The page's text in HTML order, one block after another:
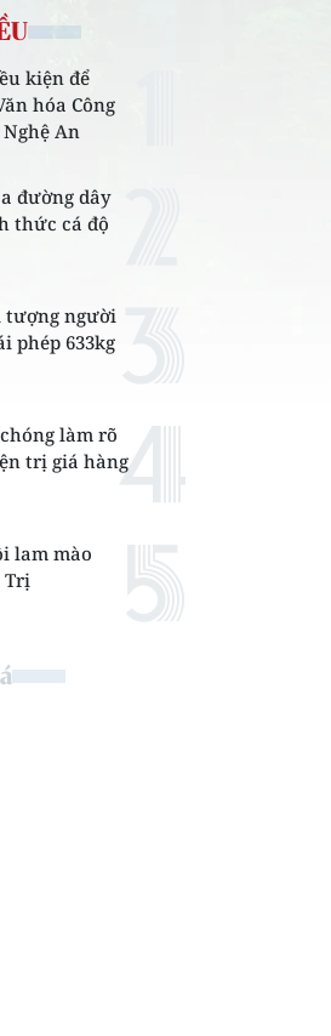
kiện để
hóa Công
An
đường dây
thức cá độ
tượng người
phép 633kg
làm rõ
trị giá hàng
lam mào
Trị